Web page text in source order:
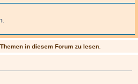
in diesem Forum zu lesen.